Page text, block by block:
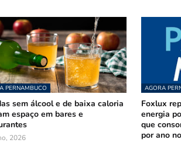
PERNAMBUCO
sem álcool e de baixa caloria
espaço em bares e
2026
AGORA
Foxlux
energia
que
por ano